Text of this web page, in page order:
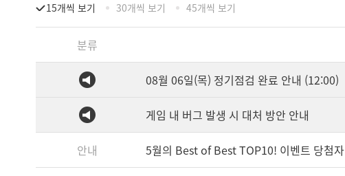
15개씩 보기 30개씩 보기 45개씩 보기
분류
08월 06일(목) 정기점검 완료 안내 (12:00)
게임 내 버그 발생 시 대처 방안 안내
안내 5월의 Best of Best TOP10! 이벤트 당첨